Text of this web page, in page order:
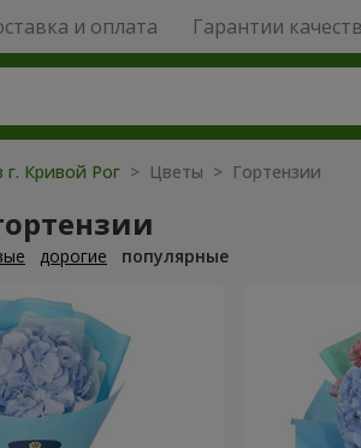
и оплата Гарантии
г. Кривой Рог > Цветы > Гортензии
дорогие популярные